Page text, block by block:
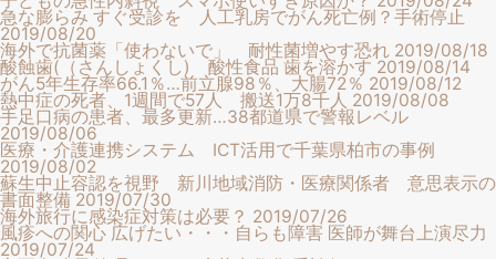
急な膨らみ すぐ受診を 人工乳房でがん死亡例？手術停止
2019/08/20
海外で抗菌薬「使わないで」 耐性菌増やす恐れ 2019/08/18
酸蝕歯(（さんしょくし) 酸性食品 歯を溶かす 2019/08/14
がん5年生存率66.1％…前立腺98％、大腸72％ 2019/08/12
熱中症の死者、1週間で57人 搬送1万8千人 2019/08/08
手足口病の患者、最多更新…38都道県で警報レベル
2019/08/06
医療・介護連携システム ICT活用で千葉県柏市の事例
2019/08/02
蘇生中止容認を視野 新川地域消防・医療関係者 意思表示の
書面整備 2019/07/30
海外旅行に感染症対策は必要？ 2019/07/26
風疹への関心 広げたい・・・自らも障害 医師が舞台上演尽力
2019/07/24